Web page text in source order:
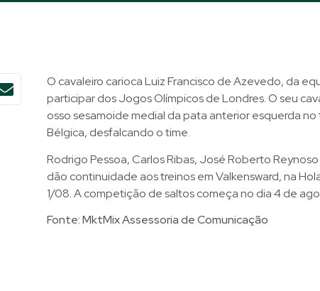
O cavaleiro carioca Luiz Francisco de Azevedo, da
participar dos Jogos Olímpicos de Londres. O seu
osso sesamoide medial da pata anterior esquerda
Bélgica, desfalcando o time.
Rodrigo Pessoa, Carlos Ribas, José Roberto
dão continuidade aos treinos em Valkensward, na
1/08. A competição de saltos começa no dia 4 de
Fonte: MktMix Assessoria de Comunicação